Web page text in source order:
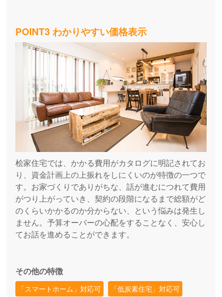
POINT3 わかりやすい価格表示
桧家住宅では、かかる費用がカタログに明記されてお
り、資金計画上の上振れをしにくいのが特徴の一つで
す。お家づくりでありがちな、話が進むにつれて費用
がつり上がっていき、契約の段階になるまで総額がど
のくらいかかるのか分からない、という悩みは発生し
ません。予算オーバーの心配をすることなく、安心し
てお話を進めることができます。
その他の特徴
「スマートホーム」対応可
「低炭素住宅」対応可